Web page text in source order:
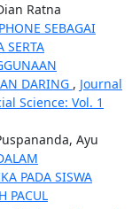
Ratna
SEBAGAI
SERTA
DARING , Journal
Science: Vol. 1
Ayu
PADA SISWA
PACUL